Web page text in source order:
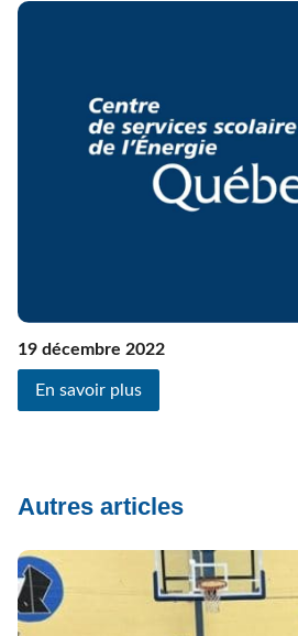
19 décembre 2022
En savoir plus
Autres articles